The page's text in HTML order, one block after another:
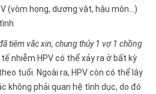
(vòm họng, dương vật, hậu môn…)
tiêm vắc xin, chung thủy 1 vợ 1 chồng
nhiễm HPV có thể xảy ra ở bất kỳ
tuổi. Ngoài ra, HPV còn có thể lây
không phải quan hệ tình dục, do đó